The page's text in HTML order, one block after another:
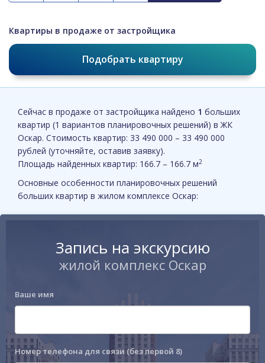
Сейчас в продаже от застройщика найдено 1 больших
квартир (1 вариантов планировочных решений) в ЖК
Оскар. Стоимость квартир: 33 490 000 – 33 490 000
рублей (уточняйте, оставив заявку).
Площадь найденных квартир: 166.7 – 166.7 м2
Основные особенности планировочных решений
больших квартир в жилом комплексе Оскар:
Квартиры в продаже от застройщика
Подобрать квартиру
Запись на экскурсию
жилой комплекс Оскар
Ваше имя
Номер телефона для связи (без первой 8)